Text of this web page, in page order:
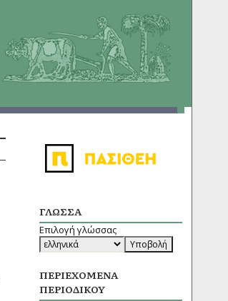
ΓΛΏΣΣΑ
Επιλογή γλώσσας
ΠΕΡΙΕΧΌΜΕΝΑ
ΠΕΡΙΟΔΙΚΟΎ